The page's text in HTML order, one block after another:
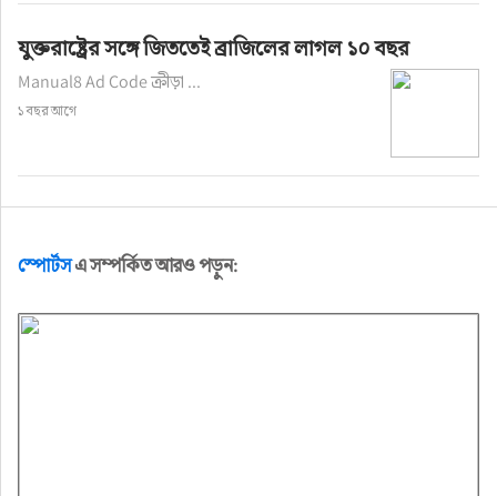
যুক্তরাষ্ট্রের সঙ্গে জিততেই ব্রাজিলের লাগল ১০ বছর
Manual8 Ad Code ক্রীড়া ...
১ বছর আগে
স্পোর্টসএ সম্পর্কিত আরও পড়ুন: